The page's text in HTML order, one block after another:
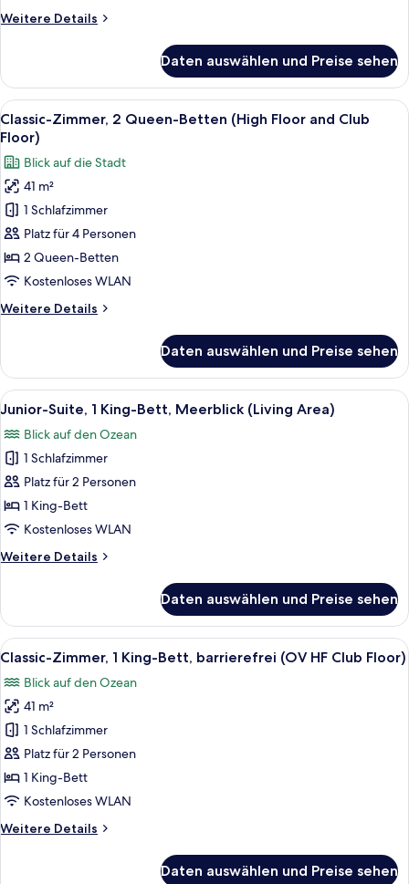
and
anzeigen
Weitere Details
Weitere
Zimmer,
1 King-
Bett
(High
and
Club
Floor)
Daten auswählen und Preise sehen
Alle
Fotos
für
Classic-
Zimmer,
2 Queen-
Betten
(High
Floor
Club
Ein modernes Badezimmer mit
14
Classic-Zimmer, 2 Queen-Betten (High Floor and Club
Floor)
Blick auf die Stadt
41 m²
1 Schlafzimmer
Platz für 4 Personen
2 Queen-Betten
Kostenloses WLAN
Weitere Details
Weitere
Zimmer,
2 Queen-
Betten
Floor
and
Club
Floor)
Daten auswählen und Preise sehen
Alle
Fotos
für
Junior-
Suite,
1 King-
Bett,
(Living
Ein modernes Hotelzimmer mit
16
Junior-Suite, 1 King-Bett, Meerblick (Living Area)
Blick auf den Ozean
1 Schlafzimmer
Platz für 2 Personen
1 King-Bett
Kostenloses WLAN
Weitere Details
Weitere
Suite,
1 King-
Bett,
(Living
Area)
Daten auswählen und Preise sehen
Alle
Fotos
für
Classic-
Zimmer,
1 King-
Bett,
barrierefrei
HF
Ein modernes Hotelzimmer mit
12
Classic-Zimmer, 1 King-Bett, barrierefrei (OV HF Club Floor)
Blick auf den Ozean
41 m²
1 Schlafzimmer
Platz für 2 Personen
1 King-Bett
Kostenloses WLAN
Weitere Details
Weitere
Daten auswählen und Preise sehen